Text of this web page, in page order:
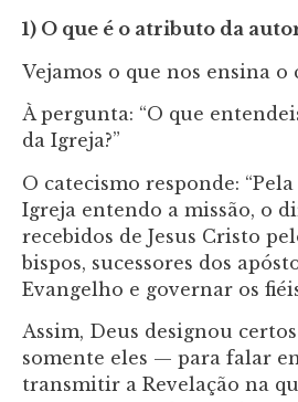
1) O que é o atributo da
Vejamos o que nos ensina o
À pergunta: “O que
da Igreja?”
O catecismo responde:
Igreja entendo a missão, o
recebidos de Jesus Cristo
bispos, sucessores dos
Evangelho e governar os
Assim, Deus designou
somente eles — para falar
transmitir a Revelação na